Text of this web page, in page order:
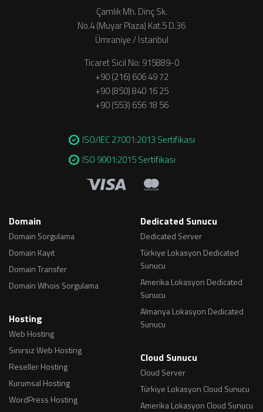
Çamlık Mh. Dinç Sk.
No.4 (Muyar Plaza) Kat.5 D.36
Ümraniye / İstanbul
Ticaret Sicil No: 915889-0
+90 (216) 606 49 72
+90 (850) 840 16 25
+90 (553) 656 18 56
ISO/IEC 27001:2013 Sertifikası
ISO 9001:2015 Sertifikası
Domain
Domain Sorgulama
Domain Kayıt
Domain Transfer
Domain Whois Sorgulama
Hosting
Web Hosting
Sınırsız Web Hosting
Reseller Hosting
Kurumsal Hosting
WordPress Hosting
Dedicated Sunucu
Dedicated Server
Türkiye Lokasyon Dedicated
Sunucu
Amerika Lokasyon Dedicated
Sunucu
Almanya Lokasyon Dedicated
Sunucu
Cloud Sunucu
Cloud Server
Türkiye Lokasyon Cloud Sunucu
Amerika Lokasyon Cloud Sunucu